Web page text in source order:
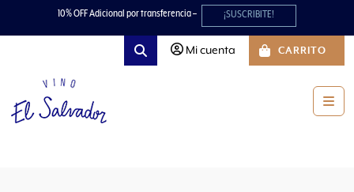
Skip to content
Skip to footer10% OFF Adicional por transferencia – ¡SUSCRIBITE!
Search
Mi cuenta CARRITO